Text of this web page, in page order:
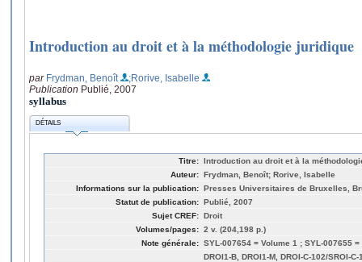
Introduction au droit et à la méthodologie juridique
par Frydman, Benoît
;Rorive, Isabelle
Publication Publié, 2007
syllabus
DÉTAILS
Titre: Introduction au droit et à la
Auteur: Frydman, Benoît; Rorive, Isabelle
Informations sur la publication: Presses Universitaires de Bruxelles,
Statut de publication: Publié, 2007
Sujet CREF: Droit
Volumes/pages: 2 v. (204,198 p.)
Note générale: SYL-007654 = Volume 1 ; SYL-007655 =
DROI1-B, DROI1-M, DROI-C-102/SROI-C-